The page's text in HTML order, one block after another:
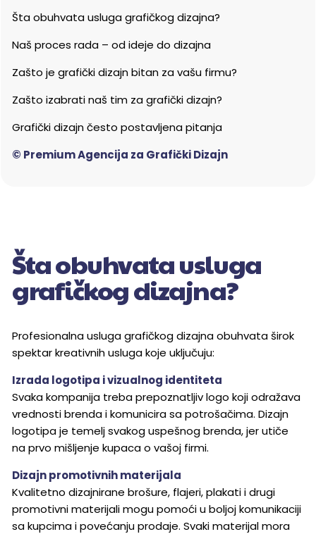
Šta obuhvata usluga grafičkog dizajna?
Naš proces rada – od ideje do dizajna
Zašto je grafički dizajn bitan za vašu firmu?
Zašto izabrati naš tim za grafički dizajn?
Grafički dizajn često postavljena pitanja
© Premium Agencija za Grafički Dizajn
Šta obuhvata usluga
grafičkog dizajna?
Profesionalna usluga grafičkog dizajna obuhvata širok
spektar kreativnih usluga koje uključuju:
Izrada logotipa i vizualnog identiteta
Svaka kompanija treba prepoznatljiv logo koji odražava
vrednosti brenda i komunicira sa potrošačima. Dizajn
logotipa je temelj svakog uspešnog brenda, jer utiče
na prvo mišljenje kupaca o vašoj firmi.
Dizajn promotivnih materijala
Kvalitetno dizajnirane brošure, flajeri, plakati i drugi
promotivni materijali mogu pomoći u boljoj komunikaciji
sa kupcima i povećanju prodaje. Svaki materijal mora